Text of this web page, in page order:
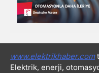
www.elektrikhaber.com
Elektrik, enerji,